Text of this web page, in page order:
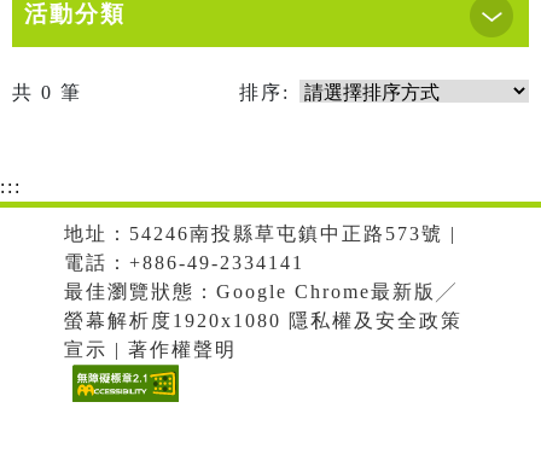
活動分類
共 0 筆 排序:
:::
地址：54246南投縣草屯鎮中正路573號 |
電話：+886-49-2334141
最佳瀏覽狀態：Google Chrome最新版╱
螢幕解析度1920x1080 隱私權及安全政策
宣示 | 著作權聲明